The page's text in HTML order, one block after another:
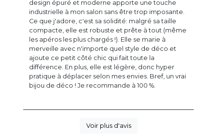
design épuré et moderne apporte une touche
industrielle à mon salon sans être trop imposante.
Ce que j'adore, c'est sa solidité: malgré sa taille
compacte, elle est robuste et prête à tout (même
les apéros les plus chargés !). Elle se marie à
merveille avec n'importe quel style de déco et
ajoute ce petit côté chic qui fait toute la
différence. En plus, elle est légère, donc hyper
pratique à déplacer selon mes envies. Bref, un vrai
bijou de déco ! Je recommande à 100 %.
Voir plus d'avis